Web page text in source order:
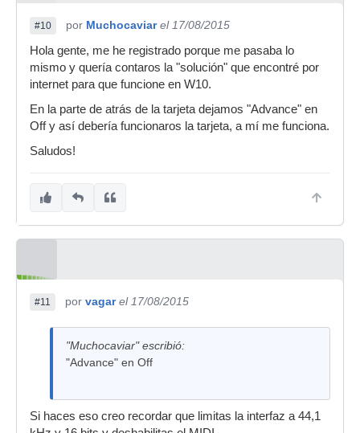
#10 por Muchocaviar el 17/08/2015
Hola gente, me he registrado porque me pasaba lo
mismo y quería contaros la "solución" que encontré por
internet para que funcione en W10.
En la parte de atrás de la tarjeta dejamos "Advance" en
Off y así debería funcionaros la tarjeta, a mí me funciona.
Saludos!
#11 por vagar el 17/08/2015
"Muchocaviar" escribió:
"Advance" en Off
Si haces eso creo recordar que limitas la interfaz a 44,1